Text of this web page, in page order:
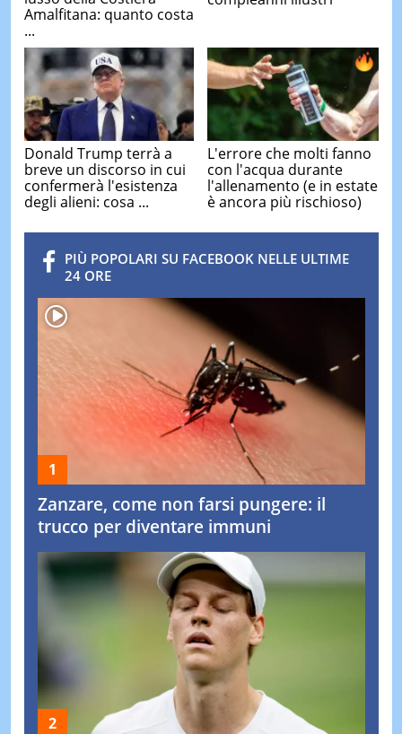
Amalfitana: quanto costa
...
Donald Trump terrà a
breve un discorso in cui
confermerà l'esistenza
degli alieni: cosa ...
L'errore che molti fanno
con l'acqua durante
l'allenamento (e in estate
è ancora più rischioso)
PIÙ POPOLARI SU FACEBOOK NELLE ULTIME
24 ORE
Zanzare, come non farsi pungere: il
trucco per diventare immuni